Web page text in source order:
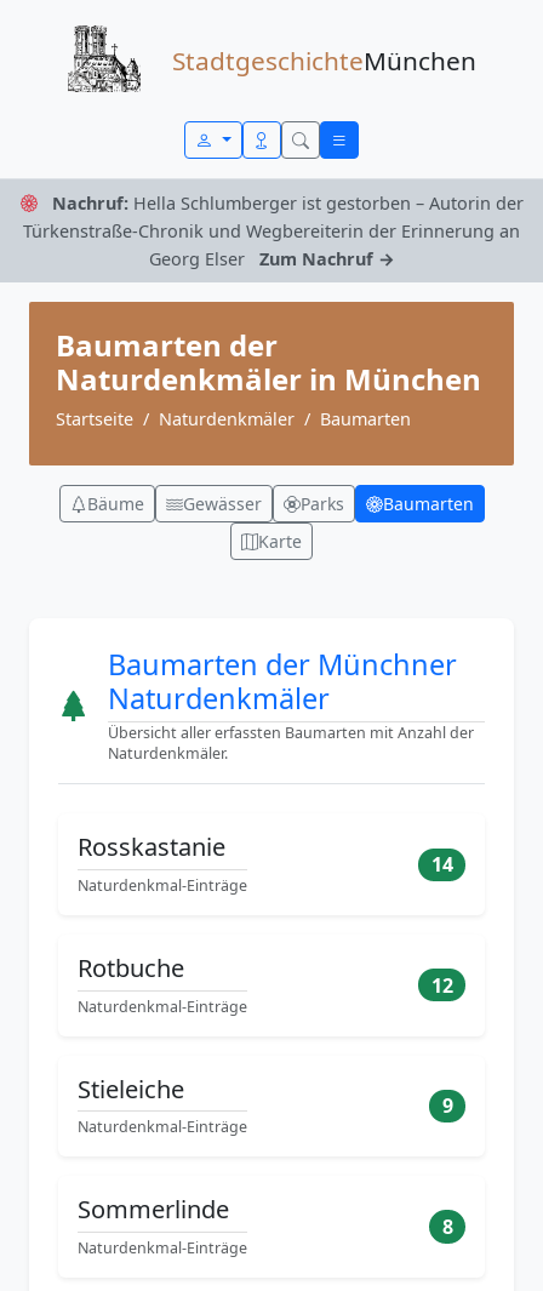
StadtgeschichteMünchen
Nachruf: Hella Schlumberger ist gestorben – Autorin der
Türkenstraße-Chronik und Wegbereiterin der Erinnerung an
Georg Elser
Zum Nachruf →
Baumarten der
Naturdenkmäler in München
Startseite Naturdenkmäler Baumarten
Bäume Gewässer Parks
Baumarten
Karte
Baumarten der Münchner
Naturdenkmäler
Übersicht aller erfassten Baumarten mit Anzahl der
Naturdenkmäler.
Rosskastanie
Naturdenkmal-Einträge
14
Rotbuche
Naturdenkmal-Einträge
12
Stieleiche
Naturdenkmal-Einträge
9
Sommerlinde
Naturdenkmal-Einträge
8